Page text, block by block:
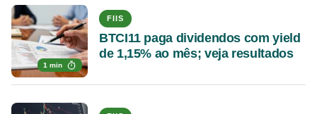
1 min
FIIS
BTCI11 paga dividendos com yield
de 1,15% ao mês; veja resultados